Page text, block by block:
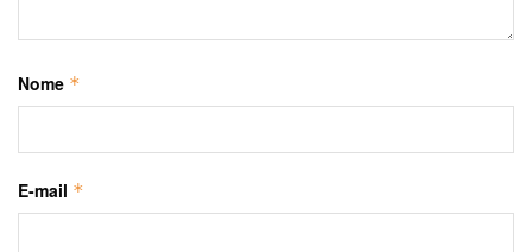
Nome *
E-mail *